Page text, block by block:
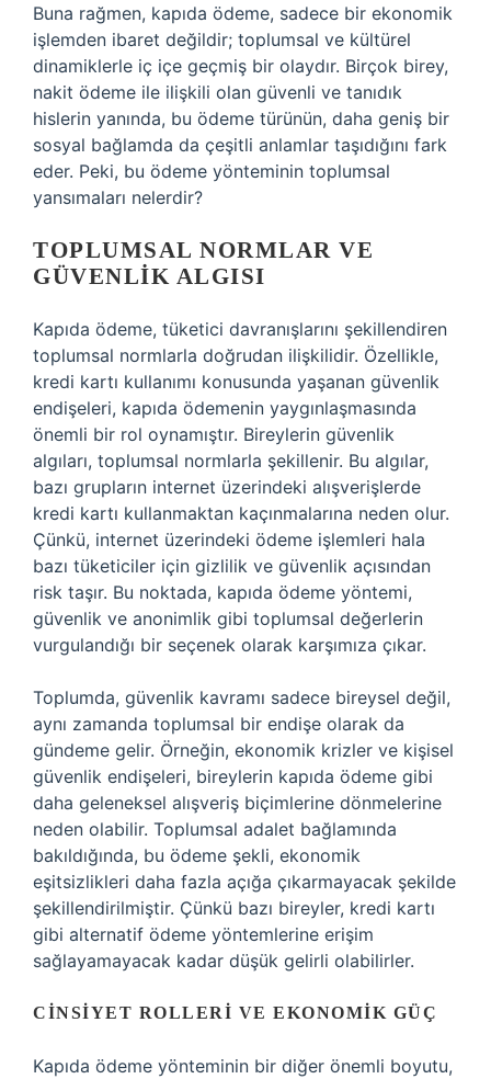
Buna rağmen, kapıda ödeme, sadece bir ekonomik
işlemden ibaret değildir; toplumsal ve kültürel
dinamiklerle iç içe geçmiş bir olaydır. Birçok birey,
nakit ödeme ile ilişkili olan güvenli ve tanıdık
hislerin yanında, bu ödeme türünün, daha geniş bir
sosyal bağlamda da çeşitli anlamlar taşıdığını fark
eder. Peki, bu ödeme yönteminin toplumsal
yansımaları nelerdir?
TOPLUMSAL NORMLAR VE
GÜVENLIK ALGISI
Kapıda ödeme, tüketici davranışlarını şekillendiren
toplumsal normlarla doğrudan ilişkilidir. Özellikle,
kredi kartı kullanımı konusunda yaşanan güvenlik
endişeleri, kapıda ödemenin yaygınlaşmasında
önemli bir rol oynamıştır. Bireylerin güvenlik
algıları, toplumsal normlarla şekillenir. Bu algılar,
bazı grupların internet üzerindeki alışverişlerde
kredi kartı kullanmaktan kaçınmalarına neden olur.
Çünkü, internet üzerindeki ödeme işlemleri hala
bazı tüketiciler için gizlilik ve güvenlik açısından
risk taşır. Bu noktada, kapıda ödeme yöntemi,
güvenlik ve anonimlik gibi toplumsal değerlerin
vurgulandığı bir seçenek olarak karşımıza çıkar.
Toplumda, güvenlik kavramı sadece bireysel değil,
aynı zamanda toplumsal bir endişe olarak da
gündeme gelir. Örneğin, ekonomik krizler ve kişisel
güvenlik endişeleri, bireylerin kapıda ödeme gibi
daha geleneksel alışveriş biçimlerine dönmelerine
neden olabilir. Toplumsal adalet bağlamında
bakıldığında, bu ödeme şekli, ekonomik
eşitsizlikleri daha fazla açığa çıkarmayacak şekilde
şekillendirilmiştir. Çünkü bazı bireyler, kredi kartı
gibi alternatif ödeme yöntemlerine erişim
sağlayamayacak kadar düşük gelirli olabilirler.
CINSIYET ROLLERI VE EKONOMIK GÜÇ
Kapıda ödeme yönteminin bir diğer önemli boyutu,